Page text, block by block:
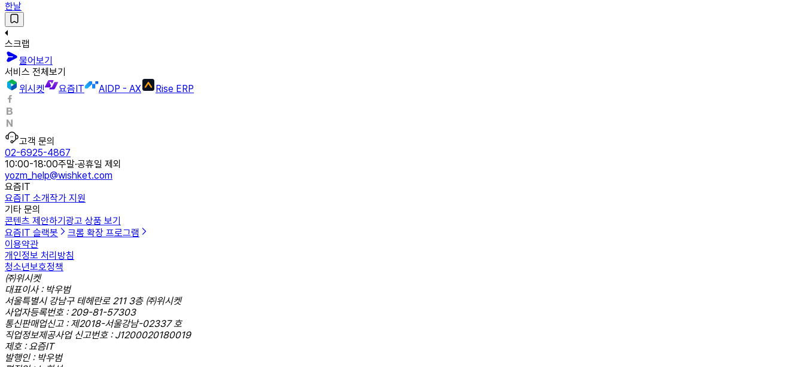
한날
스크랩
물어보기
서비스 전체보기
위시켓
요즘IT AIDP - AX Rise ERP
고객 문의
02-6925-4867
10:00-18:00주말·공휴일 제외
yozm_help@wishket.com
요즘IT
요즘IT 소개작가 지원
기타 문의
콘텐츠 제안하기 광고 상품 보기
요즘IT 슬랙봇
크롬 확장 프로그램
이용약관
개인정보 처리방침
청소년보호정책
㈜위시켓
대표이사 : 박우범
서울특별시 강남구 테헤란로 211 3층 ㈜위시켓
사업자등록번호 : 209-81-57303
통신판매업신고 : 제2018-서울강남-02337 호
직업정보제공사업 신고번호 : J1200020180019
제호 : 요즘IT
발행인 : 박우범